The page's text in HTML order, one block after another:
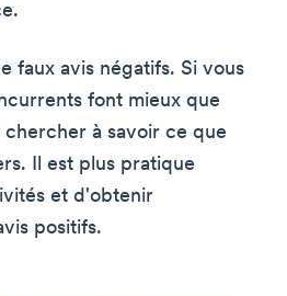
faux avis négatifs. Si vous
font mieux que
à savoir ce que
Il est plus pratique
et d'obtenir
positifs.